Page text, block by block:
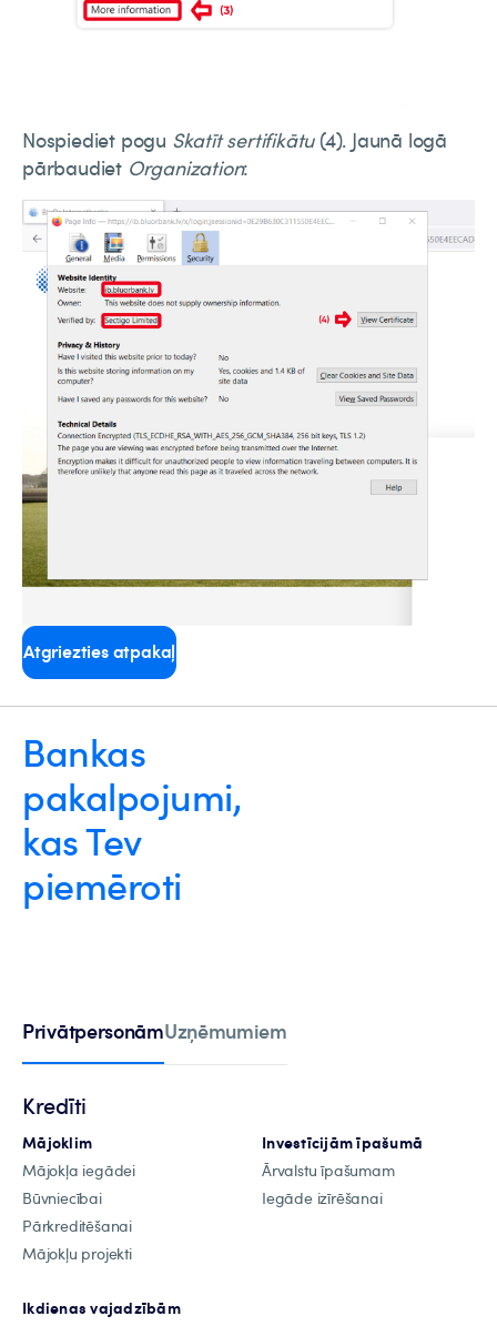
Nospiediet pogu Skatīt sertifikātu(4). Jaunā logā
pārbaudiet Organization:
Atgriezties atpakaļ
Bankas
pakalpojumi,
kas Tev
piemēroti
PrivātpersonāmUzņēmumiem
Kredīti
Mājoklim
Mājokļa iegādei
Būvniecībai
Pārkreditēšanai
Mājokļu projekti
Investīcijām īpašumā
Ārvalstu īpašumam
Iegāde izīrēšanai
Ikdienas vajadzībām